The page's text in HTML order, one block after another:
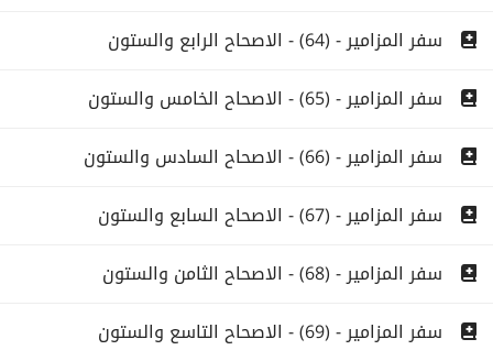
سفر المزامير - (64) - الاصحاح الرابع والستون
سفر المزامير - (65) - الاصحاح الخامس والستون
سفر المزامير - (66) - الاصحاح السادس والستون
سفر المزامير - (67) - الاصحاح السابع والستون
سفر المزامير - (68) - الاصحاح الثامن والستون
سفر المزامير - (69) - الاصحاح التاسع والستون